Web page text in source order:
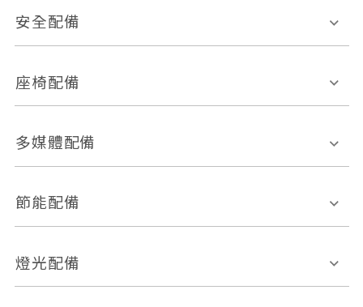
後視鏡方向指示燈
多功能方向盤
恆溫空調
安全配備
前座正面氣囊
ABS防鎖死
車道偏離警示
自動停車系統 盲點偵測系統
倒車雷達
座椅配備
皮椅
多媒體配備
外部音源接入
節能配備
引擎啟閉系統
燈光配備